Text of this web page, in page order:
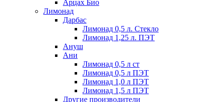
Арцах Био
Лимонад
Дарбас
Лимонад 0,5 л. Стекло
Лимонад 1,25 л. ПЭТ
Ануш
Ани
Лимонад 0,5 л ст
Лимонад 0,5 л ПЭТ
Лимонад 1,0 л ПЭТ
Лимонад 1,5 л ПЭТ
Другие производители